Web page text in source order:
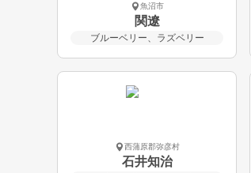
魚沼市
関遼
ブルーベリー、ラズベリー
西蒲原郡弥彦村
石井知治